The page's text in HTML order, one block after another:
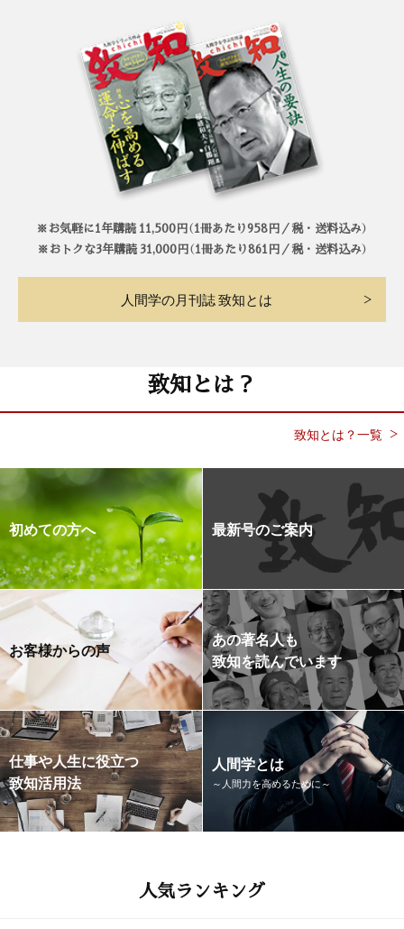
※お気軽に1年購読 11,500円（1冊あたり958円／税・送料込み）
※おトクな3年購読 31,000円（1冊あたり861円／税・送料込み）
人間学の月刊誌 致知とは
致知とは？
致知とは？一覧
初めての方へ 最新号のご案内
お客様からの声
あの著名人も
致知を読んでいます
仕事や人生に役立つ
致知活用法
人間学とは
～人間力を高めるために～
人気ランキング